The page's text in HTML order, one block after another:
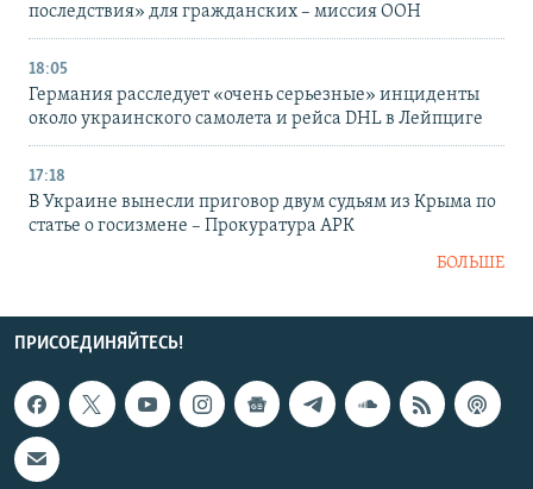
последствия» для гражданских – миссия ООН
18:05
Германия расследует «очень серьезные» инциденты
около украинского самолета и рейса DHL в Лейпциге
17:18
В Украине вынесли приговор двум судьям из Крыма по
статье о госизмене – Прокуратура АРК
БОЛЬШЕ
ПРИСОЕДИНЯЙТЕСЬ!